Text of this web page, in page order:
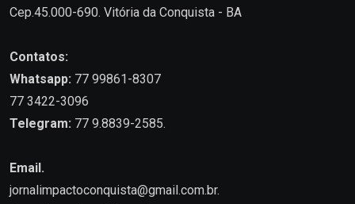
Cep.45.000-690. Vitória da Conquista - BA
Contatos:
Whatsapp: 77 99861-8307
77 3422-3096
Telegram: 77 9.8839-2585.
Email.
jornalimpactoconquista@gmail.com.br.